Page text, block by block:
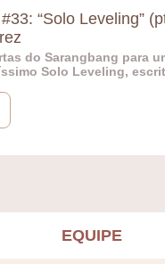
“Solo Leveling”
do Sarangbang para
Solo Leveling,
EQUIPE